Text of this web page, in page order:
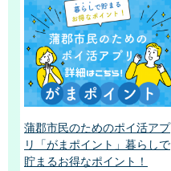
蒲郡市民のためのポイ活アプ
リ「がまポイント」暮らしで
貯まるお得なポイント！